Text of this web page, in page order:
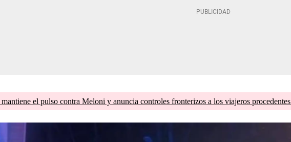
el pulso contra Meloni y anuncia controles fronterizos a los viajeros